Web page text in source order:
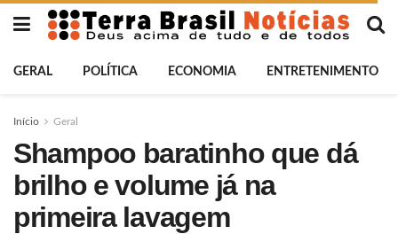
GERAL POLÍTICA ECONOMIA ENTRETENIMENTO
Início Geral
Shampoo baratinho que dá
brilho e volume já na
primeira lavagem